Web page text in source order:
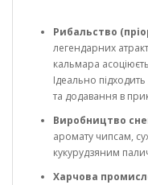
Рибальство
легендарних
кальмара
Ідеально
та додавання в
Виробництво
аромату чипсам,
кукурудзяним
Харчова